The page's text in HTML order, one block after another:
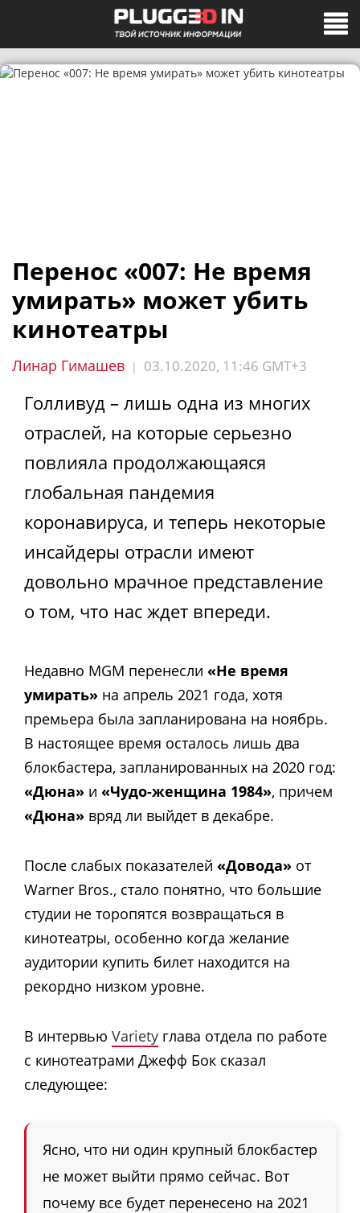
Перенос «007: Не время
умирать» может убить
кинотеатры
Линар Гимашев | 03.10.2020, 11:46 GMT+3
Голливуд – лишь одна из многих
отраслей, на которые серьезно
повлияла продолжающаяся
глобальная пандемия
коронавируса, и теперь некоторые
инсайдеры отрасли имеют
довольно мрачное представление
о том, что нас ждет впереди.
Недавно MGM перенесли «Не время
умирать» на апрель 2021 года, хотя
премьера была запланирована на ноябрь.
В настоящее время осталось лишь два
блокбастера, запланированных на 2020 год:
«Дюна» и «Чудо-женщина 1984», причем
«Дюна» вряд ли выйдет в декабре.
После слабых показателей «Довода» от
Warner Bros., стало понятно, что большие
студии не торопятся возвращаться в
кинотеатры, особенно когда желание
аудитории купить билет находится на
рекордно низком уровне.
В интервью Variety глава отдела по работе
с кинотеатрами Джефф Бок сказал
следующее:
Ясно, что ни один крупный блокбастер
не может выйти прямо сейчас. Вот
почему все будет перенесено на 2021